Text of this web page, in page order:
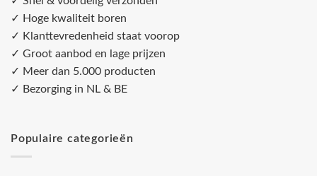
✓ Hoge kwaliteit boren
✓ Klanttevredenheid staat voorop
✓ Groot aanbod en lage prijzen
✓ Meer dan 5.000 producten
✓ Bezorging in NL & BE
Populaire categorieën